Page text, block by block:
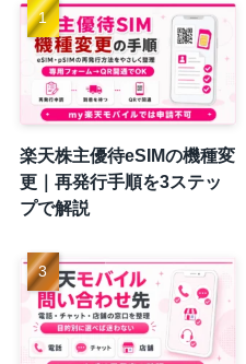
楽天株主優待eSIMの機種変
更｜再発行手順を3ステッ
プで解説